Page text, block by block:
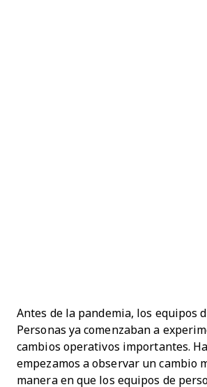
Antes de la pandemia, los equipos
Personas ya comenzaban a
cambios operativos importantes.
empezamos a observar un cambio
manera en que los equipos de